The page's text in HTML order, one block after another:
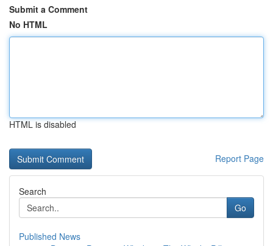
Submit a Comment
No HTML
HTML is disabled
Report Page
Search
Go
Published News